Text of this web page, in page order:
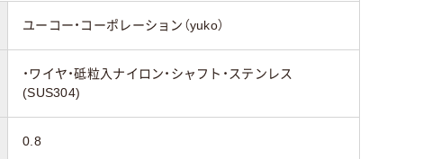
ユーコー・コーポレーション（yuko）
・ワイヤ・砥粒入ナイロン・シャフト・ステンレス
(SUS304)
0.8